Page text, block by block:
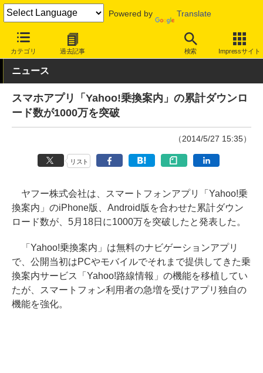
Powered by Translate
カテゴリ 過去記事 検索 Impressサイト
INTERNET Watch トピック
ニュース
スマホアプリ「Yahoo!乗換案内」の累計ダウンロ
ード数が1000万を突破
（2014/5/27 15:35）
リスト
ヤフー株式会社は、スマートフォンアプリ「Yahoo!乗
換案内」のiPhone版、Android版を合わせた累計ダウン
ロード数が、5月18日に1000万を突破したと発表した。
「Yahoo!乗換案内」は無料のナビゲーションアプリ
で、公開当初はPCやモバイルでそれまで提供してきた乗
換案内サービス「Yahoo!路線情報」の機能を移植してい
たが、スマートフォン利用者の急増を受けアプリ独自の
機能を強化。